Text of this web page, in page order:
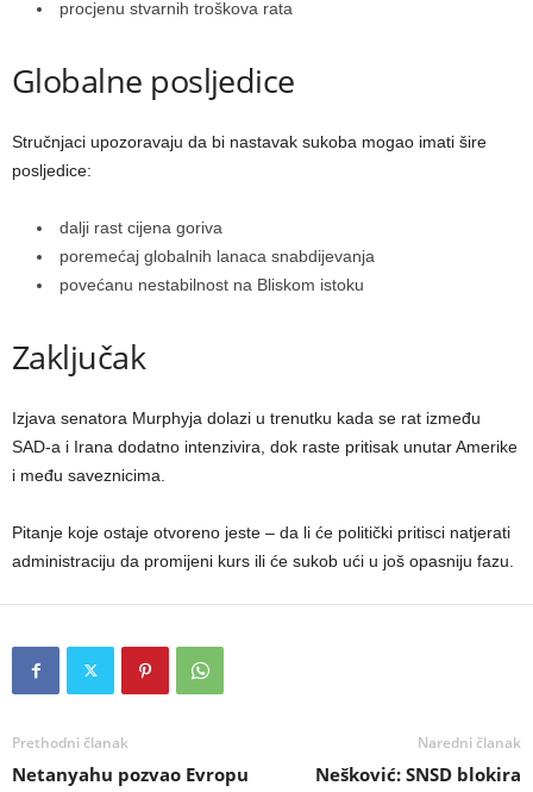
procjenu stvarnih troškova rata
Globalne posljedice
Stručnjaci upozoravaju da bi nastavak sukoba mogao imati šire
posljedice:
dalji rast cijena goriva
poremećaj globalnih lanaca snabdijevanja
povećanu nestabilnost na Bliskom istoku
Zaključak
Izjava senatora Murphyja dolazi u trenutku kada se rat između
SAD-a i Irana dodatno intenzivira, dok raste pritisak unutar Amerike
i među saveznicima.
Pitanje koje ostaje otvoreno jeste – da li će politički pritisci natjerati
administraciju da promijeni kurs ili će sukob ući u još opasniju fazu.
Prethodni članak
Netanyahu pozvao Evropu
Naredni članak
Nešković: SNSD blokira